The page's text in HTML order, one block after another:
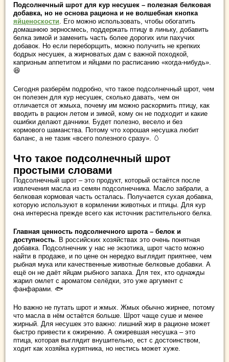
Подсолнечный шрот для кур несушек – полезная белковая
добавка, но не основа рациона и не волшебная кнопка
яйценоскости . Его можно использовать, чтобы обогатить
домашнюю зерносмесь, поддержать птицу в линьку, добавить
белка зимой и заменить часть более дорогих или пахучих
добавок. Но если переборщить, можно получить не крепких
бодрых несушек, а жирноватых дам с важной походкой,
капризным аппетитом и яйцами по расписанию «когда-нибудь».
😆
Сегодня разберём подробно, что такое подсолнечный шрот, чем
он полезен для кур несушек, сколько давать, чем он
отличается от жмыха, почему им можно раскормить птицу, как
вводить в рацион летом и зимой, кому он не подходит и какие
ошибки делают дачники. Будет полезно, весело и без
кормового шаманства. Потому что хорошая несушка любит
баланс, а не тазик «всего полезного сразу». 🥚
Что такое подсолнечный шрот
простыми словами
Подсолнечный шрот – это продукт, который остаётся после
извлечения масла из семян подсолнечника. Масло забрали, а
белковая кормовая часть осталась. Получается сухая добавка,
которую используют в кормлении животных и птицы. Для кур
она интересна прежде всего как источник растительного белка.
Главная ценность подсолнечного шрота – белок и
доступность . В российских хозяйствах это очень понятная
добавка. Подсолнечник у нас не экзотика, шрот часто можно
найти в продаже, и по цене он нередко выглядит приятнее, чем
рыбная мука или качественные животные белковые добавки. А
ещё он не даёт яйцам рыбного запаха. Для тех, кто однажды
жарил омлет с ароматом селёдки, это уже аргумент с
фанфарами. 🐟
Но важно не путать шрот и жмых. Жмых обычно жирнее, потому
что масла в нём остаётся больше. Шрот чаще суше и менее
жирный. Для несушек это важно: лишний жир в рационе может
быстро привести к ожирению. А ожиревшая несушка – это
птица, которая выглядит внушительно, ест с достоинством,
ходит как хозяйка курятника, но нестись может хуже.